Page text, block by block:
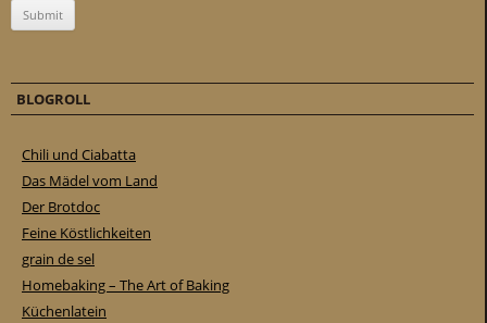
BLOGROLL
Chili und Ciabatta
Das Mädel vom Land
Der Brotdoc
Feine Köstlichkeiten
grain de sel
Homebaking – The Art of Baking
Küchenlatein